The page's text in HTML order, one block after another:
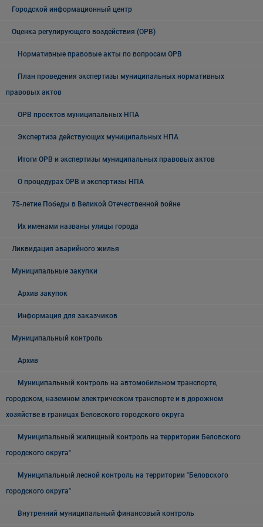
Городской информационный центр
Оценка регулирующего воздействия (ОРВ)
Нормативные правовые акты по вопросам ОРВ
План проведения экспертизы муниципальных нормативных
правовых актов
ОРВ проектов муниципальных НПА
Экспертиза действующих муниципальных НПА
Итоги ОРВ и экспертизы муниципальных правовых актов
О процедурах ОРВ и экспертизы НПА
75-летие Победы в Великой Отечественной войне
Их именами названы улицы города
Ликвидация аварийного жилья
Муниципальные закупки
Архив закупок
Информация для заказчиков
Муниципальный контроль
Архив
Муниципальный контроль на автомобильном транспорте,
городском, наземном электрическом транспорте и в дорожном
хозяйстве в границах Беловского городского округа
Муниципальный жилищный контроль на территории Беловского
городского округа"
Муниципальный лесной контроль на территории "Беловского
городского округа"
Внутренний муниципальный финансовый контроль